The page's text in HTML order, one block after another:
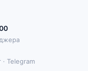
Telegram